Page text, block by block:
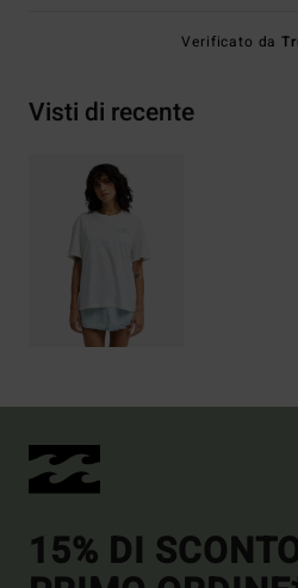
Verificato da
Visti di recente
15% DI